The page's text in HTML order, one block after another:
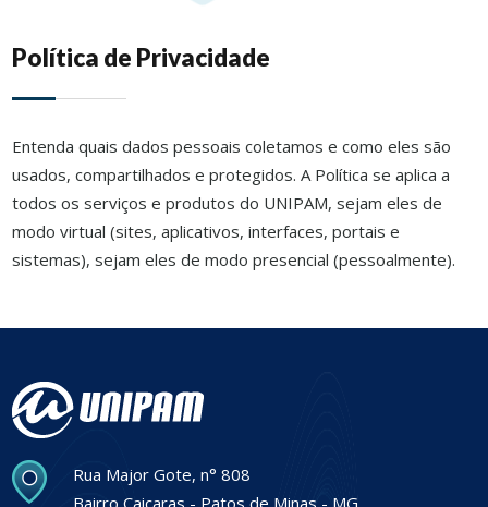
Política de Privacidade
Entenda quais dados pessoais coletamos e como eles são
usados, compartilhados e protegidos. A Política se aplica a
todos os serviços e produtos do UNIPAM, sejam eles de
modo virtual (sites, aplicativos, interfaces, portais e
sistemas), sejam eles de modo presencial (pessoalmente).
Rua Major Gote, n° 808